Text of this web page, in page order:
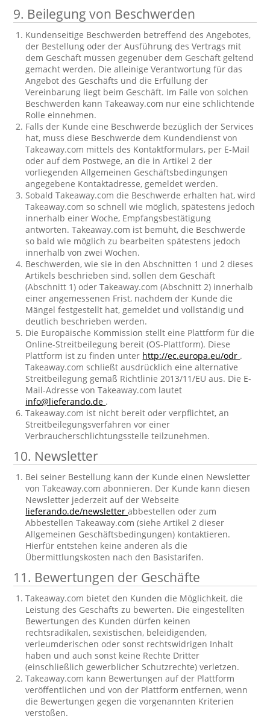
9. Beilegung von Beschwerden
Kundenseitige Beschwerden betreffend des Angebotes,
der Bestellung oder der Ausführung des Vertrags mit
dem Geschäft müssen gegenüber dem Geschäft geltend
gemacht werden. Die alleinige Verantwortung für das
Angebot des Geschäfts und die Erfüllung der
Vereinbarung liegt beim Geschäft. Im Falle von solchen
Beschwerden kann Takeaway.com nur eine schlichtende
Rolle einnehmen.
Falls der Kunde eine Beschwerde bezüglich der Services
hat, muss diese Beschwerde dem Kundendienst von
Takeaway.com mittels des Kontaktformulars, per E-Mail
oder auf dem Postwege, an die in Artikel 2 der
vorliegenden Allgemeinen Geschäftsbedingungen
angegebene Kontaktadresse, gemeldet werden.
Sobald Takeaway.com die Beschwerde erhalten hat, wird
Takeaway.com so schnell wie möglich, spätestens jedoch
innerhalb einer Woche, Empfangsbestätigung
antworten. Takeaway.com ist bemüht, die Beschwerde
so bald wie möglich zu bearbeiten spätestens jedoch
innerhalb von zwei Wochen.
Beschwerden, wie sie in den Abschnitten 1 und 2 dieses
Artikels beschrieben sind, sollen dem Geschäft
(Abschnitt 1) oder Takeaway.com (Abschnitt 2) innerhalb
einer angemessenen Frist, nachdem der Kunde die
Mängel festgestellt hat, gemeldet und vollständig und
deutlich beschrieben werden.
Die Europäische Kommission stellt eine Plattform für die
Online-Streitbeilegung bereit (OS-Plattform). Diese
Plattform ist zu finden unter http://ec.europa.eu/odr .
Takeaway.com schließt ausdrücklich eine alternative
Streitbeilegung gemäß Richtlinie 2013/11/EU aus. Die E-
Mail-Adresse von Takeaway.com lautet
info@lieferando.de .
Takeaway.com ist nicht bereit oder verpflichtet, an
Streitbeilegungsverfahren vor einer
Verbraucherschlichtungsstelle teilzunehmen.
10. Newsletter
Bei seiner Bestellung kann der Kunde einen Newsletter
von Takeaway.com abonnieren. Der Kunde kann diesen
Newsletter jederzeit auf der Webseite
lieferando.de/newsletterabbestellen oder zum
Abbestellen Takeaway.com (siehe Artikel 2 dieser
Allgemeinen Geschäftsbedingungen) kontaktieren.
Hierfür entstehen keine anderen als die
Übermittlungskosten nach den Basistarifen.
11. Bewertungen der Geschäfte
Takeaway.com bietet den Kunden die Möglichkeit, die
Leistung des Geschäfts zu bewerten. Die eingestellten
Bewertungen des Kunden dürfen keinen
rechtsradikalen, sexistischen, beleidigenden,
verleumderischen oder sonst rechtswidrigen Inhalt
haben und auch sonst keine Rechte Dritter
(einschließlich gewerblicher Schutzrechte) verletzen.
Takeaway.com kann Bewertungen auf der Plattform
veröffentlichen und von der Plattform entfernen, wenn
die Bewertungen gegen die vorgenannten Kriterien
verstoßen.